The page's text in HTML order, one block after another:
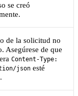
se creó
de la solicitud no
Asegúrese de que
Content-Type:
json esté